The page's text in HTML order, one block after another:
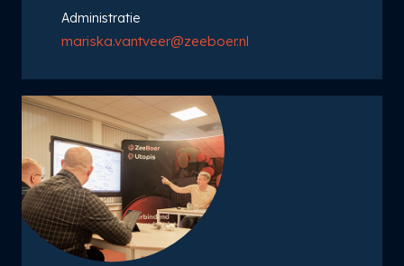
Administratie
mariska.vantveer@zeeboer.nl